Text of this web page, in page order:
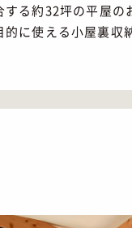
る約32坪の平屋
に使える小屋裏収